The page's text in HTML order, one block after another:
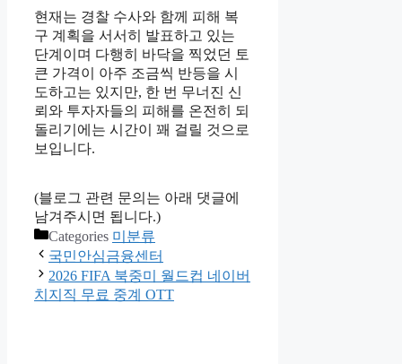
현재는 경찰 수사와 함께 피해 복
구 계획을 서서히 발표하고 있는
단계이며 다행히 바닥을 찍었던 토
큰 가격이 아주 조금씩 반등을 시
도하고는 있지만, 한 번 무너진 신
뢰와 투자자들의 피해를 온전히 되
돌리기에는 시간이 꽤 걸릴 것으로
보입니다.
(블로그 관련 문의는 아래 댓글에
남겨주시면 됩니다.)
Categories 미분류
국민안심금융센터
2026 FIFA 북중미 월드컵 네이버
치지직 무료 중계 OTT